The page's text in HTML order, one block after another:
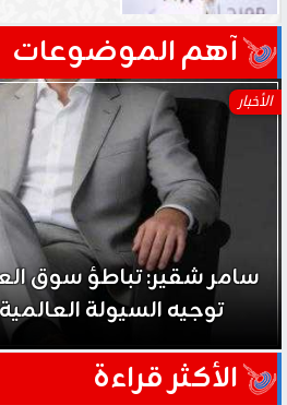
آهم الموضوعات
الأخبار
سامر شقير: نمو صناديق
حي على نجاح رؤية
الأكثر قراءة